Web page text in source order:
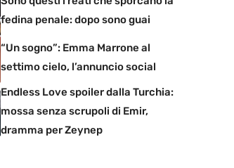
fedina penale: dopo sono guai
“Un sogno”: Emma Marrone al
settimo cielo, l’annuncio social
Endless Love spoiler dalla Turchia:
mossa senza scrupoli di Emir,
dramma per Zeynep